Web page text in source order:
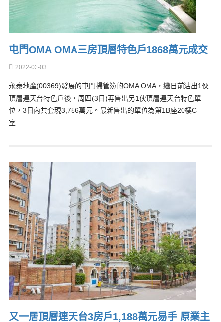
屯門OMA OMA三房頂層特色戶1868萬元成交
2022-03-03
永泰地產(00369)發展的屯門掃管笏的OMA OMA，繼日前沽出1伙
頂層連天台特色戶後，周四(3日)再售出另1伙頂層連天台特色單
位，3日內共套現3,756萬元。最新售出的單位為第1B座20樓C
室…….
又一居頂層連天台3房戶1,188萬元易手 原業主